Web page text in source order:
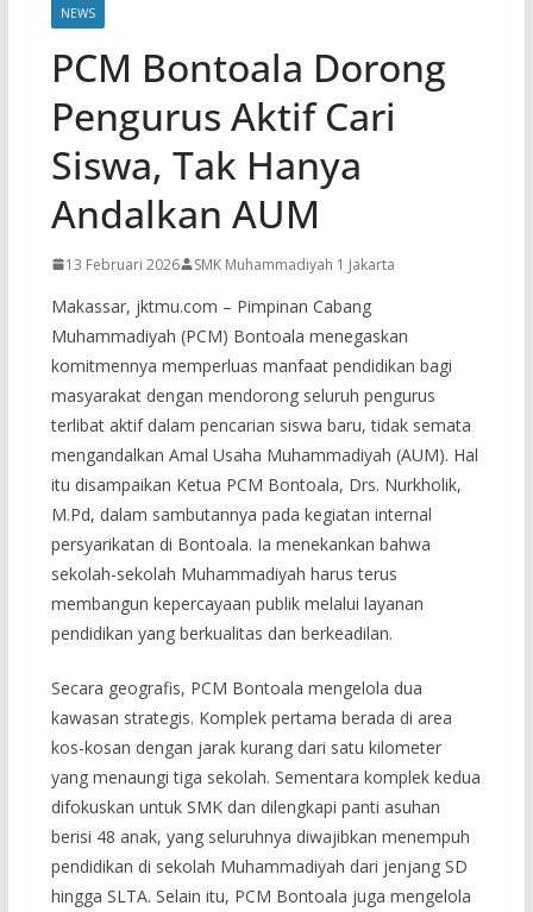
NEWS
PCM Bontoala Dorong
Pengurus Aktif Cari
Siswa, Tak Hanya
Andalkan AUM
13 Februari 2026 SMK Muhammadiyah 1 Jakarta
Makassar, jktmu.com – Pimpinan Cabang
Muhammadiyah (PCM) Bontoala menegaskan
komitmennya memperluas manfaat pendidikan bagi
masyarakat dengan mendorong seluruh pengurus
terlibat aktif dalam pencarian siswa baru, tidak semata
mengandalkan Amal Usaha Muhammadiyah (AUM). Hal
itu disampaikan Ketua PCM Bontoala, Drs. Nurkholik,
M.Pd, dalam sambutannya pada kegiatan internal
persyarikatan di Bontoala. Ia menekankan bahwa
sekolah-sekolah Muhammadiyah harus terus
membangun kepercayaan publik melalui layanan
pendidikan yang berkualitas dan berkeadilan.
Secara geografis, PCM Bontoala mengelola dua
kawasan strategis. Komplek pertama berada di area
kos-kosan dengan jarak kurang dari satu kilometer
yang menaungi tiga sekolah. Sementara komplek kedua
difokuskan untuk SMK dan dilengkapi panti asuhan
berisi 48 anak, yang seluruhnya diwajibkan menempuh
pendidikan di sekolah Muhammadiyah dari jenjang SD
hingga SLTA. Selain itu, PCM Bontoala juga mengelola